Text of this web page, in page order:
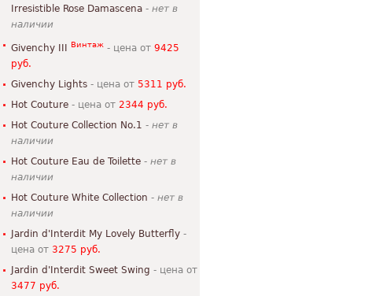
Irresistible Rose Damascena - нет в
наличии
Givenchy III Винтаж - цена от 9425
руб.
Givenchy Lights - цена от 5311 руб.
Hot Couture - цена от 2344 руб.
Hot Couture Collection No.1 - нет в
наличии
Hot Couture Eau de Toilette - нет в
наличии
Hot Couture White Collection - нет в
наличии
Jardin d'Interdit My Lovely Butterfly -
цена от 3275 руб.
Jardin d'Interdit Sweet Swing - цена от
3477 руб.